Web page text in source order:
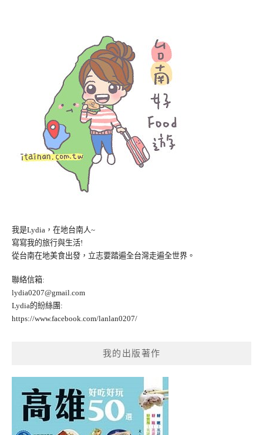
我是Lydia，在地台南人~
寫寫我的旅行與生活!
從台南在地美食出發，立志要踏遍全台灣走遍全世界。
聯絡信箱:
lydia0207@gmail.com
Lydia的紛絲團:
https://www.facebook.com/lanlan0207/
我的出版著作